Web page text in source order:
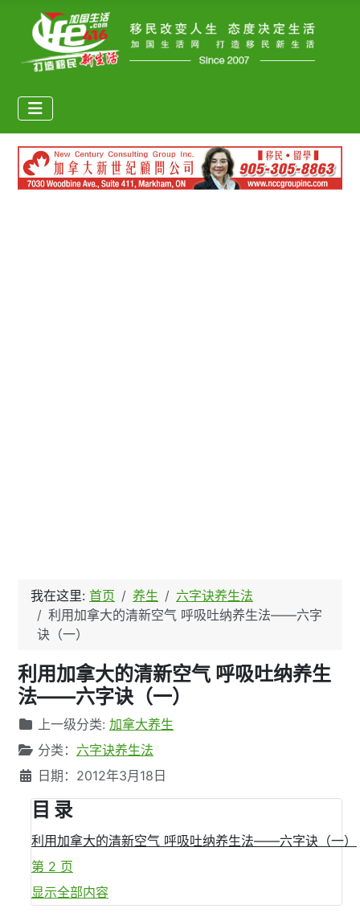
我在这里: 首页 养生
六字诀养生法
利用加拿大的清新空气 呼吸吐纳养生法——六字
诀（一）
利用加拿大的清新空气 呼吸吐纳养生
法——六字诀（一）
文章信息
上一级分类: 加拿大养生
分类： 六字诀养生法
日期：2012年3月18日
目 录
利用加拿大的清新空气 呼吸吐纳养生法——六字诀（一）
第 2 页
显示全部内容